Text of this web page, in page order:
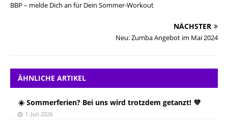
BBP – melde Dich an für Dein Sommer-Workout
NÄCHSTER
Neu: Zumba Angebot im Mai 2024
ÄHNLICHE ARTIKEL
☀️ Sommerferien? Bei uns wird trotzdem getanzt! 💜
1. Juli 2026